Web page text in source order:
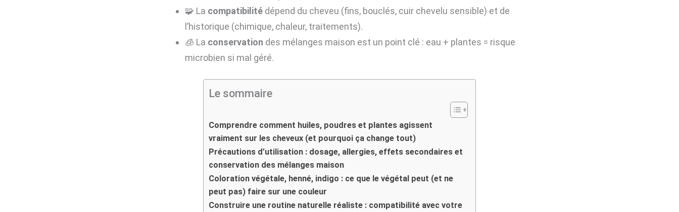
🧩 La compatibilité dépend du cheveu (fins, bouclés, cuir chevelu sensible) et de
l’historique (chimique, chaleur, traitements).
🧊 La conservation des mélanges maison est un point clé : eau + plantes = risque
microbien si mal géré.
Le sommaire
Comprendre comment huiles, poudres et plantes agissent
vraiment sur les cheveux (et pourquoi ça change tout)
Précautions d’utilisation : dosage, allergies, effets secondaires et
conservation des mélanges maison
Coloration végétale, henné, indigo : ce que le végétal peut (et ne
peut pas) faire sur une couleur
Construire une routine naturelle réaliste : compatibilité avec votre